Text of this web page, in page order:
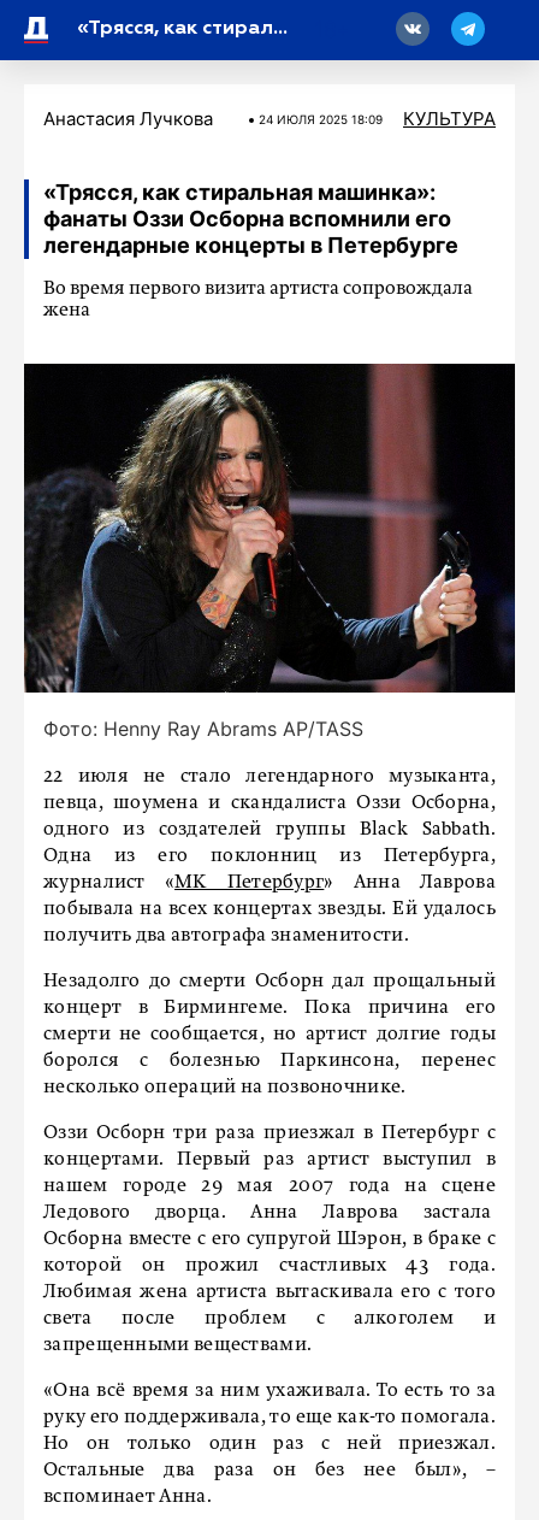
«Трясся, как стиральная машинка»: фанаты Оззи Осборна вспомнили его легендарные концерты в Петербурге
Анастасия Лучкова 24 ИЮЛЯ 2025 18:09 КУЛЬТУРА
«Трясся, как стиральная машинка»:
фанаты Оззи Осборна вспомнили его
легендарные концерты в Петербурге
Во время первого визита артиста сопровождала
жена
Фото: Henny Ray Abrams AP/TASS
22 июля не стало легендарного музыканта,
певца, шоумена и скандалиста Оззи Осборна,
одного из создателей группы Black Sabbath.
Одна из его поклонниц из Петербурга,
журналист «МК Петербург» Анна Лаврова
побывала на всех концертах звезды. Ей удалось
получить два автографа знаменитости.
Незадолго до смерти Осборн дал прощальный
концерт в Бирмингеме. Пока причина его
смерти не сообщается, но артист долгие годы
боролся с болезнью Паркинсона, перенес
несколько операций на позвоночнике.
Оззи Осборн три раза приезжал в Петербург с
концертами. Первый раз артист выступил в
нашем городе 29 мая 2007 года на сцене
Ледового дворца. Анна Лаврова застала
Осборна вместе с его супругой Шэрон, в браке с
которой он прожил счастливых 43 года.
Любимая жена артиста вытаскивала его с того
света после проблем с алкоголем и
запрещенными веществами.
«Она всё время за ним ухаживала. То есть то за
руку его поддерживала, то еще как-то помогала.
Но он только один раз с ней приезжал.
Остальные два раза он без нее был», –
вспоминает Анна.